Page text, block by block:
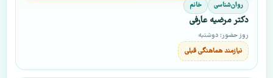
روان‌شناسی خانم
دکتر مرضیه عارفی
روز حضور: دوشنبه
نیازمند هماهنگی قبلی